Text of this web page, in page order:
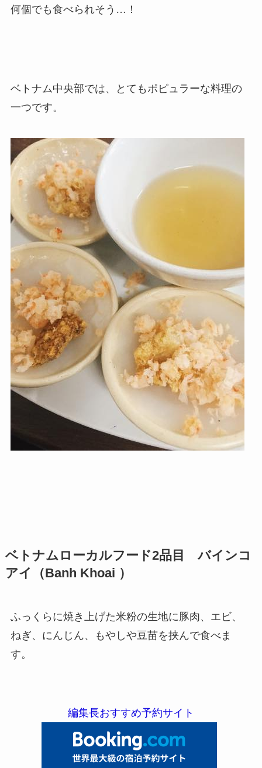
何個でも食べられそう…！
ベトナム中央部では、とてもポピュラーな料理の
一つです。
ベトナムローカルフード2品目 バインコ
アイ（Banh Khoai ）
ふっくらに焼き上げた米粉の生地に豚肉、エビ、
ねぎ、にんじん、もやしや豆苗を挟んで食べま
す。
編集長おすすめ予約サイト